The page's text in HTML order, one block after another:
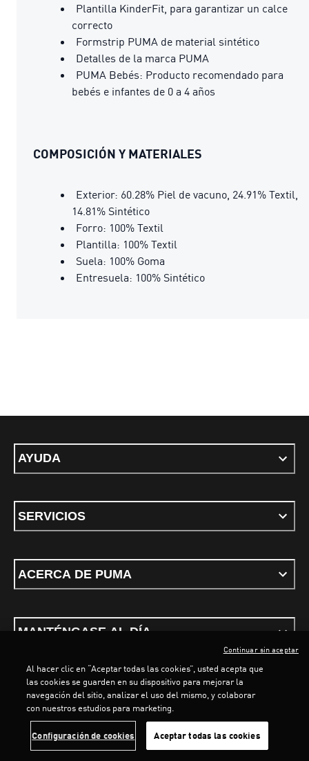
LOADING...
Plantilla KinderFit, para garantizar un calce
correcto
Formstrip PUMA de material sintético
Detalles de la marca PUMA
PUMA Bebés: Producto recomendado para
bebés e infantes de 0 a 4 años
COMPOSICIÓN Y MATERIALES
Exterior: 60.28% Piel de vacuno, 24.91% Textil,
14.81% Sintético
Forro: 100% Textil
Plantilla: 100% Textil
Suela: 100% Goma
Entresuela: 100% Sintético
AYUDA
SERVICIOS
ACERCA DE PUMA
MANTÉNGASE AL DÍA
Términos y condicionesPolítica de Privacidad
PUMA, 2026. Todos los derechos reservados
Al hacer clic en “Aceptar todas las cookies”, usted acepta que
las cookies se guarden en su dispositivo para mejorar la
navegación del sitio, analizar el uso del mismo, y colaborar
con nuestros estudios para marketing.
Configuración de cookies Aceptar todas las cookies
Continuar sin aceptar